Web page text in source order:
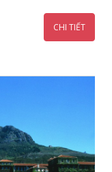
CHI TIẾT